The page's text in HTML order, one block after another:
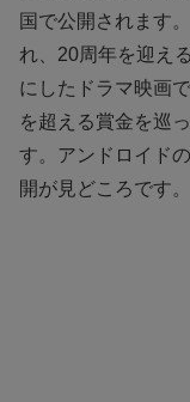
国で公開されます
れ、20周年を迎え
にしたドラマ映画
を超える賞金を巡
す。アンドロイド
開が見どころです。